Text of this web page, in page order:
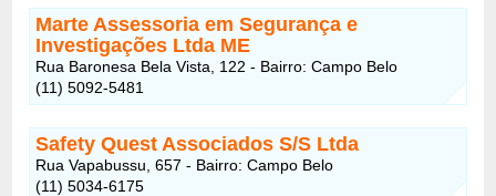
Marte Assessoria em Segurança e
Investigações Ltda ME
Rua Baronesa Bela Vista, 122 - Bairro: Campo Belo
(11) 5092-5481
Safety Quest Associados S/S Ltda
Rua Vapabussu, 657 - Bairro: Campo Belo
(11) 5034-6175